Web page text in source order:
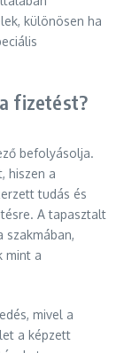
különösen ha
fizetést?
befolyásolja.
hiszen a
tudás és
A tapasztalt
szakmában,
mint a
mivel a
a képzett